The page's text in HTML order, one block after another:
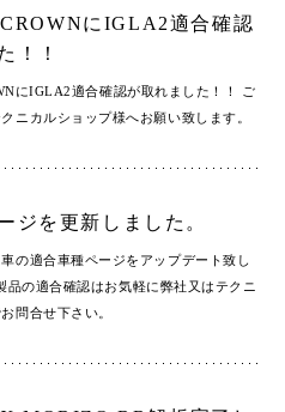
にIGLA2適合確認
！！
にIGLA2適合確認が取れました！！ ご
ニカルショップ様へお願い致します。
ジを更新しました。
の適合車種ページをアップデート致し
品の適合確認はお気軽に弊社又はテクニ
問合せ下さい。